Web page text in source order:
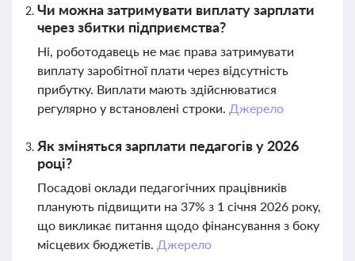
Чи можна затримувати виплату зарплати
через збитки підприємства?
Ні, роботодавець не має права затримувати
виплату заробітної плати через відсутність
прибутку. Виплати мають здійснюватися
регулярно у встановлені строки. Джерело
Як зміняться зарплати педагогів у 2026
році?
Посадові оклади педагогічних працівників
планують підвищити на 37% з 1 січня 2026 року,
що викликає питання щодо фінансування з боку
місцевих бюджетів. Джерело